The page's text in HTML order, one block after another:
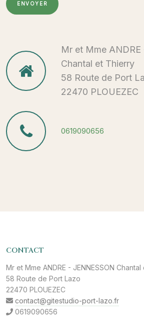
ENVOYER
Mr et Mme ANDRE
Chantal et Thierry
58 Route de Port
22470 PLOUEZEC
0619090656
CONTACT
Mr et Mme ANDRE - JENNESSON
58 Route de Port Lazo
22470 PLOUEZEC
contact@gitestudio-port-lazo.fr
0619090656